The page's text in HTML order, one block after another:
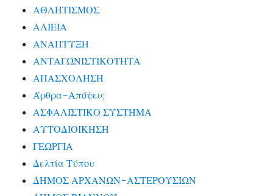
ΑΘΛΗΤΙΣΜΟΣ
ΑΛΙΕΙΑ
ΑΝΑΠΤΥΞΗ
ΑΝΤΑΓΩΝΙΣΤΙΚΟΤΗΤΑ
ΑΠΑΣΧΟΛΗΣΗ
Άρθρα-Απόψεις
ΑΣΦΑΛΙΣΤΙΚΟ ΣΥΣΤΗΜΑ
ΑΥΤΟΔΙΟΙΚΗΣΗ
ΓΕΩΡΓΙΑ
Δελτία Τύπου
ΔΗΜΟΣ ΑΡΧΑΝΩΝ-ΑΣΤΕΡΟΥΣΙΩΝ